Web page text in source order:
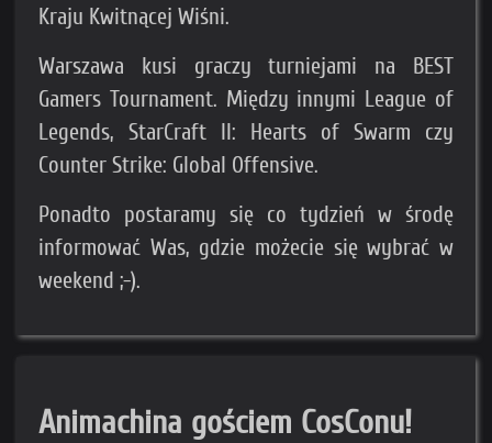
Kraju Kwitnącej Wiśni.
Warszawa kusi graczy turniejami na BEST
Gamers Tournament. Między innymi League of
Legends, StarCraft II: Hearts of Swarm czy
Counter Strike: Global Offensive.
Ponadto postaramy się co tydzień w środę
informować Was, gdzie możecie się wybrać w
weekend ;-).
Animachina gościem CosConu!